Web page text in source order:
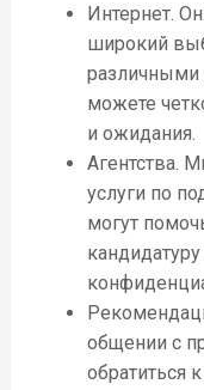
Интернет.
широкий
различными
можете
и ожидания.
Агентства.
услуги по
могут
общении с
обратиться